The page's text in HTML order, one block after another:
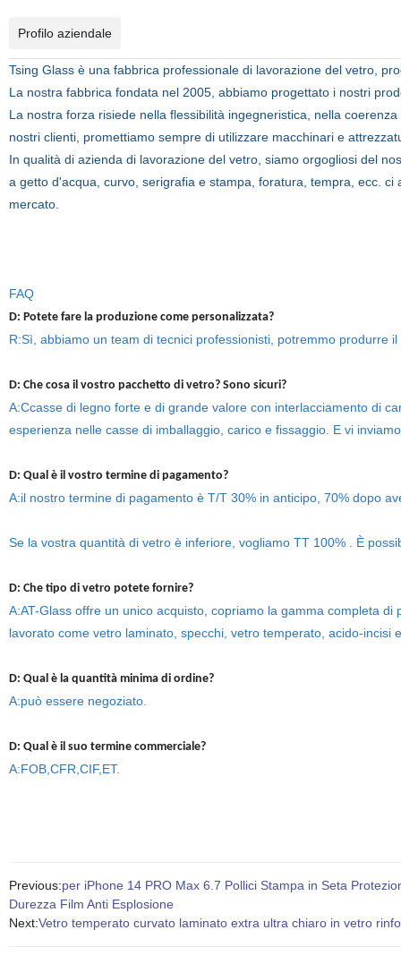
Profilo aziendale
Tsing Glass è una fabbrica professionale di lavorazione del vetro,
La nostra fabbrica fondata nel 2005, abbiamo progettato i nostri
La nostra forza risiede nella flessibilità ingegneristica, nella
nostri clienti, promettiamo sempre di utilizzare macchinari e
In qualità di azienda di lavorazione del vetro, siamo orgogliosi del
a getto d'acqua, curvo, serigrafia e stampa, foratura, tempra, ecc.
mercato.
FAQ
D: Potete fare la produzione come personalizzata?
R:Sì, abbiamo un team di tecnici professionisti, potremmo produrre
D: Che cosa il vostro pacchetto di vetro? Sono sicuri?
A:Ccasse di legno forte e di grande valore con interlacciamento di
esperienza nelle casse di imballaggio, carico e fissaggio. E vi
D: Qual è il vostro termine di pagamento?
A:il nostro termine di pagamento è T/T 30% in anticipo, 70% dopo
Se la vostra quantità di vetro è inferiore, vogliamo TT 100% . È
D: Che tipo di vetro potete fornire?
A:AT-Glass offre un unico acquisto, copriamo la gamma completa
lavorato come vetro laminato, specchi, vetro temperato, acido-incisi
D: Qual è la quantità minima di ordine?
A:può essere negoziato.
D: Qual è il suo termine commerciale?
A:FOB,CFR,CIF,ET.
Previous:per iPhone 14 PRO Max 6.7 Pollici Stampa in Seta
Durezza Film Anti Esplosione
Next:Vetro temperato curvato laminato extra ultra chiaro in vetro